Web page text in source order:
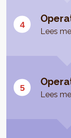
Lees
Lees